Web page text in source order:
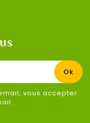
vous accepter